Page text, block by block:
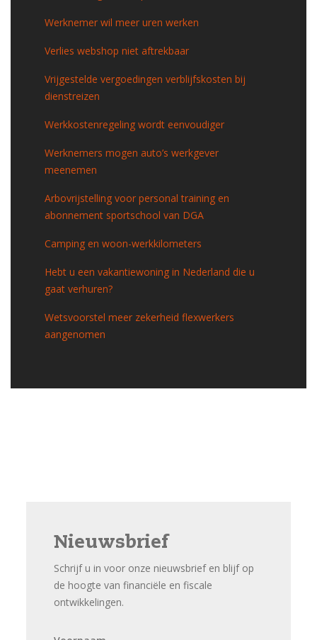
Werknemer wil meer uren werken
Verlies webshop niet aftrekbaar
Vrijgestelde vergoedingen verblijfskosten bij
dienstreizen
Werkkostenregeling wordt eenvoudiger
Werknemers mogen auto’s werkgever
meenemen
Arbovrijstelling voor personal training en
abonnement sportschool van DGA
Camping en woon-werkkilometers
Hebt u een vakantiewoning in Nederland die u
gaat verhuren?
Wetsvoorstel meer zekerheid flexwerkers
aangenomen
Nieuwsbrief
Schrijf u in voor onze nieuwsbrief en blijf op
de hoogte van financiële en fiscale
ontwikkelingen.